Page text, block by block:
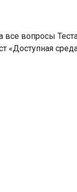
вопросы
«Доступная